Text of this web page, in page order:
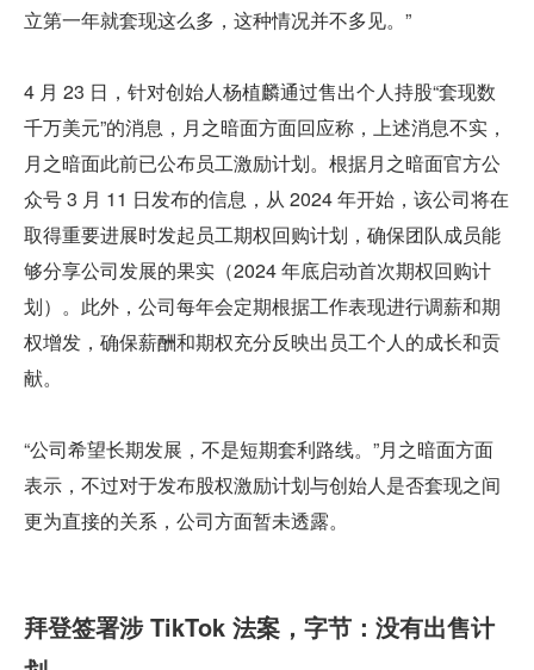
立第一年就套现这么多，这种情况并不多见。”
4 月 23 日，针对创始人杨植麟通过售出个人持股“套现数
千万美元”的消息，月之暗面方面回应称，上述消息不实，
月之暗面此前已公布员工激励计划。根据月之暗面官方公
众号 3 月 11 日发布的信息，从 2024 年开始，该公司将在
取得重要进展时发起员工期权回购计划，确保团队成员能
够分享公司发展的果实（2024 年底启动首次期权回购计
划）。此外，公司每年会定期根据工作表现进行调薪和期
权增发，确保薪酬和期权充分反映出员工个人的成长和贡
献。
“公司希望长期发展，不是短期套利路线。”月之暗面方面
表示，不过对于发布股权激励计划与创始人是否套现之间
更为直接的关系，公司方面暂未透露。
拜登签署涉 TikTok 法案，字节：没有出售计